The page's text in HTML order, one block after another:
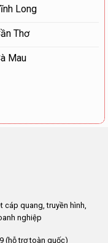
Long
Thơ
Mau
cáp quang, truyền hình,
nghiệp
(hỗ trợ toàn quốc)